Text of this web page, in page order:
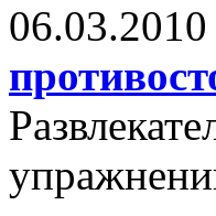
06.03.2010